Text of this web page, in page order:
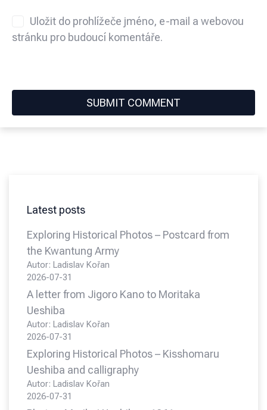
Uložit do prohlížeče jméno, e-mail a webovou
stránku pro budoucí komentáře.
Latest posts
Exploring Historical Photos – Postcard from
the Kwantung Army
Autor: Ladislav Kořan
2026-07-31
A letter from Jigoro Kano to Moritaka
Ueshiba
Autor: Ladislav Kořan
2026-07-31
Exploring Historical Photos – Kisshomaru
Ueshiba and calligraphy
Autor: Ladislav Kořan
2026-07-31